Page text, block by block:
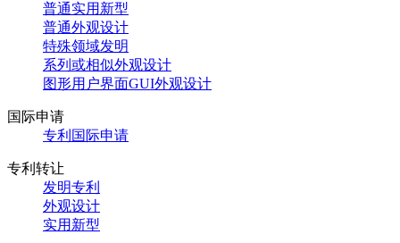
普通实用新型
普通外观设计
特殊领域发明
系列或相似外观设计
图形用户界面GUI外观设计
国际申请
专利国际申请
专利转让
发明专利
外观设计
实用新型